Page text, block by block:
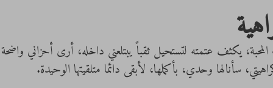
يكثف عتمته لتستحيل ثقباً يبتلعني داخله، أرى أحزاني
سأنالها وحدي، بأكملها، لأبقى دائما متلقيتها الوحيدة.